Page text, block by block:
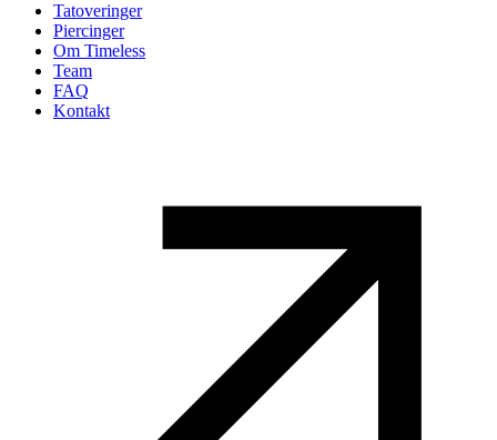
Tatoveringer
Piercinger
Om Timeless
Team
FAQ
Kontakt